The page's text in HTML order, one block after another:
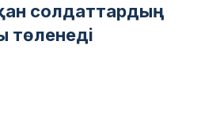
солдаттардың
төленеді